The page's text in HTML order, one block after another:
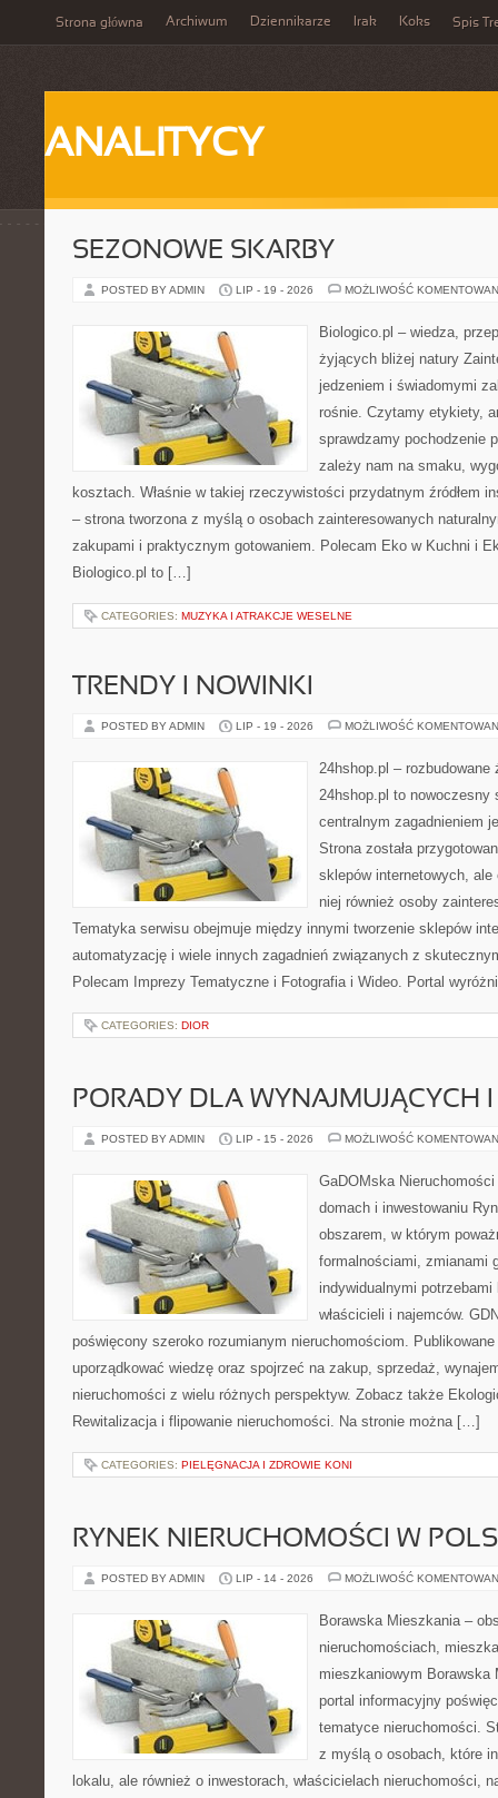
Strona główna Archiwum Dziennikarze Irak Koks Spis
ANALITYCY
SEZONOWE SKARBY
POSTED BY ADMIN LIP - 19 - 2026 MOŻLIWOŚĆ
Biologico.pl – wiedza,
żyjących bliżej natury
jedzeniem i świadomymi
rośnie. Czytamy etykiety,
sprawdzamy pochodzenie
zależy nam na smaku,
kosztach. Właśnie w takiej rzeczywistości przydatnym źródłem
– strona tworzona z myślą o osobach zainteresowanych
zakupami i praktycznym gotowaniem. Polecam Eko w Kuchni i
Biologico.pl to […]
CATEGORIES: MUZYKA I ATRAKCJE WESELNE
TRENDY I NOWINKI
POSTED BY ADMIN LIP - 19 - 2026 MOŻLIWOŚĆ
24hshop.pl – rozbudowane
24hshop.pl to nowoczesny
centralnym zagadnieniem
Strona została
sklepów internetowych, ale
niej również osoby
Tematyka serwisu obejmuje między innymi tworzenie sklepów
automatyzację i wiele innych zagadnień związanych z
Polecam Imprezy Tematyczne i Fotografia i Wideo. Portal
CATEGORIES: DIOR
PORADY DLA WYNAJMUJĄCYCH
POSTED BY ADMIN LIP - 15 - 2026 MOŻLIWOŚĆ
GaDOMska
domach i inwestowaniu
obszarem, w którym
formalnościami, zmianami
indywidualnymi
właścicieli i najemców.
poświęcony szeroko rozumianym nieruchomościom. Publikowane
uporządkować wiedzę oraz spojrzeć na zakup, sprzedaż,
nieruchomości z wielu różnych perspektyw. Zobacz także
Rewitalizacja i flipowanie nieruchomości. Na stronie można […]
CATEGORIES: PIELĘGNACJA I ZDROWIE KONI
RYNEK NIERUCHOMOŚCI W
POSTED BY ADMIN LIP - 14 - 2026 MOŻLIWOŚĆ
Borawska Mieszkania –
nieruchomościach,
mieszkaniowym Borawska
portal informacyjny
tematyce nieruchomości.
z myślą o osobach, które
lokalu, ale również o inwestorach, właścicielach nieruchomości,